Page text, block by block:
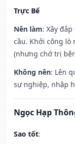
Trực Bế
Nên làm: Xây
cầu. Khởi công lò
(nhưng chớ trị
Không nên: Lên
sự nghiệp, nhập
Ngọc Hạp
Sao tốt: